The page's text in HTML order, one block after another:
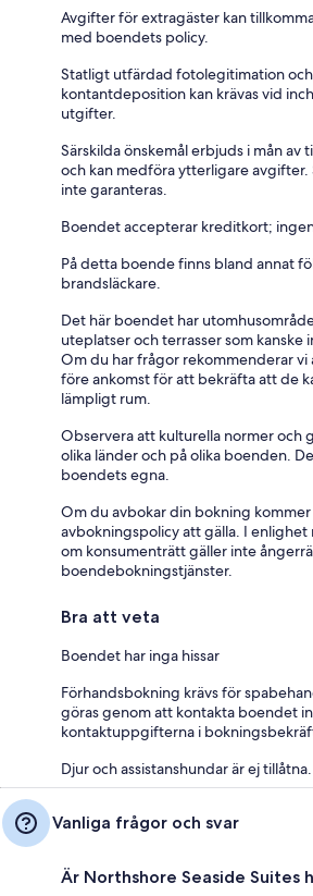
Avgifter för extragäster kan
med boendets policy.
Statligt utfärdad fotolegitimation
kontantdeposition kan krävas vid
utgifter.
Särskilda önskemål erbjuds i mån av
och kan medföra ytterligare avgifter.
inte garanteras.
Boendet accepterar kreditkort;
På detta boende finns bland annat
brandsläckare.
Det här boendet har
uteplatser och terrasser som kanske
Om du har frågor rekommenderar
före ankomst för att bekräfta att de
lämpligt rum.
Observera att kulturella normer och
olika länder och på olika boenden.
boendets egna.
Om du avbokar din bokning
avbokningspolicy att gälla. I
om konsumenträtt gäller inte
boendebokningstjänster.
Bra att veta
Boendet har inga hissar
Förhandsbokning krävs för
göras genom att kontakta boendet
kontaktuppgifterna i
Djur och assistanshundar är ej tillåtna.
Vanliga frågor och svar
Är Northshore Seaside Suites